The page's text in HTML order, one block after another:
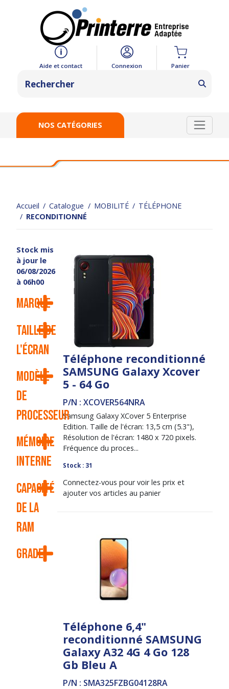
Aide et contact Connexion Panier
NOS CATÉGORIES
Accueil Catalogue MOBILITÉ
TÉLÉPHONE
RECONDITIONNÉ
Stock mis
à jour le
06/08/2026
à 06h00
Marque
Taille de
l'écran
Modèle
de
processeur
Mémoire
interne
Capacité
de la
RAM
Grade
Téléphone reconditionné
SAMSUNG Galaxy Xcover
5 - 64 Go
P/N : XCOVER564NRA
Samsung Galaxy XCover 5 Enterprise
Edition. Taille de l'écran: 13,5 cm (5.3"),
Résolution de l'écran: 1480 x 720 pixels.
Fréquence du proces...
Stock : 31
Connectez-vous pour voir les prix et
ajouter vos articles au panier
Téléphone 6,4"
reconditionné SAMSUNG
Galaxy A32 4G 4 Go 128
Gb Bleu A
P/N : SMA325FZBG04128RA